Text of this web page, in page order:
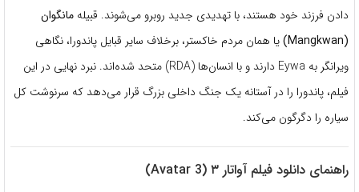
دادن فرزند خود هستند، با تهدیدی جدید روبرو می‌شوند. قبیله مانگوان
(Mangkwan)
یا همان مردم خاکستر، برخلاف سایر قبایل پاندورا، نگاهی
ویرانگر به Eywa دارند و با انسان‌ها (RDA) متحد شده‌اند. نبرد نهایی در این
فیلم، پاندورا را در آستانه یک جنگ داخلی بزرگ قرار می‌دهد که سرنوشت کل
سیاره را دگرگون می‌کند.
راهنمای دانلود فیلم آواتار ۳ (Avatar 3)